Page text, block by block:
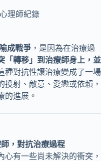
心理師紀錄
成戰爭 ，是因為在治療過
「轉移」到治療師身上，並
種對抗性讓治療變成了一場
投射、敵意、愛戀或依賴，
的進展。
，對抗治療過程
心有一些尚未解決的衝突，